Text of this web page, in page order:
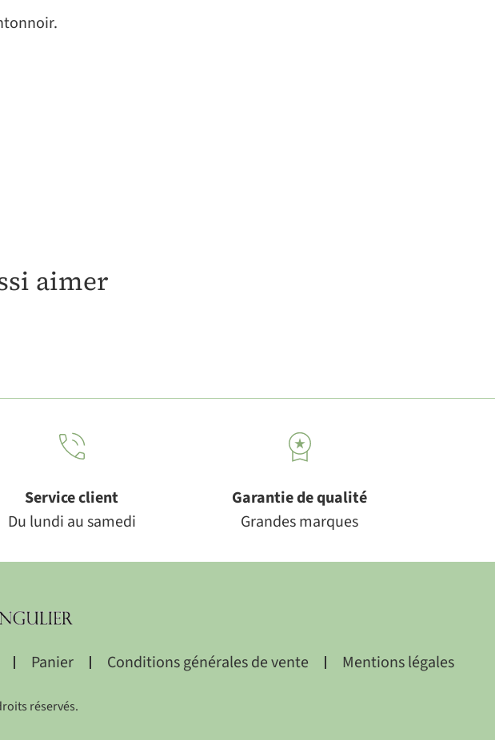
aimer
Service client
Du lundi au samedi
Garantie de qualité
Grandes marques
Panier Conditions générales de vente Mentions légales
réservés.